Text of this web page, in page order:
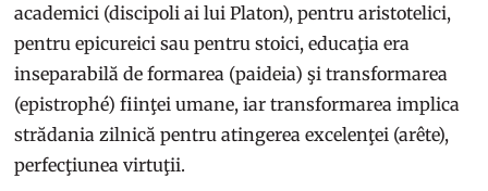
academici (discipoli ai lui Platon), pentru aristotelici,
pentru epicureici sau pentru stoici, educaţia era
inseparabilă de formarea (paideia) şi transformarea
(epistrophé) fiinţei umane, iar transformarea implica
strădania zilnică pentru atingerea excelenţei (arête),
perfecţiunea virtuţii.